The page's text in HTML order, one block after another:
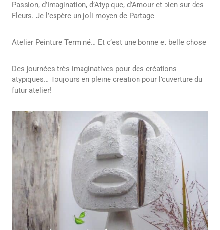
Passion, d’Imagination, d’Atypique, d’Amour et bien sur des
Fleurs. Je l’espère un joli moyen de Partage
Atelier Peinture Terminé… Et c’est une bonne et belle chose
Des journées très imaginatives pour des créations
atypiques… Toujours en pleine création pour l’ouverture du
futur atelier!